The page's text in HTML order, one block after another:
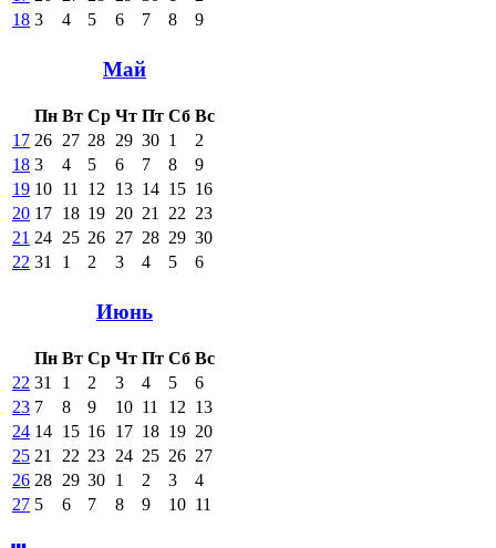
18 3 4 5 6 7 8 9
Май
Пн Вт Ср Чт Пт Сб Вс
17 26 27 28 29 30 1
2
18 3 4 5 6 7 8
9
19 10 11 12 13 14 15 16
20 17 18 19 20 21 22 23
21 24 25 26 27 28 29 30
22 31 1 2 3 4 5 6
Июнь
Пн Вт Ср Чт Пт Сб Вс
22 31 1 2 3 4 5
6
23 7 8 9 10 11 12 13
24 14 15 16 17 18 19 20
25 21 22 23 24 25 26 27
26 28 29 30 1 2 3
4
27 5 6 7 8 9 10 11